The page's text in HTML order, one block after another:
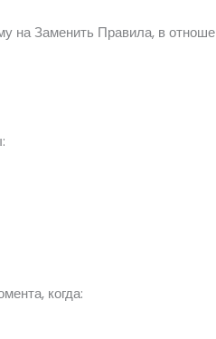
наЗаменить Правила, в
когда: